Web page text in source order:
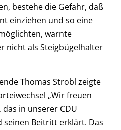
bestehe die Gefahr, daß
einziehen und so eine
warnte
nicht als Steigbügelhalter
Thomas Strobl zeigte
„Wir freuen
in unserer CDU
Beitritt erklärt. Das